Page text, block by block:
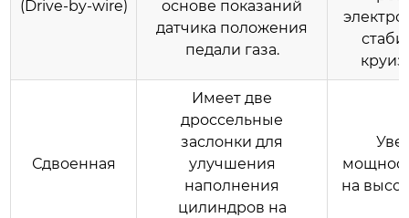
(Drive-by-wire)
основе показаний
датчика положения
педали газа.
Сдвоенная
Имеет две
дроссельные
заслонки для
улучшения
наполнения
цилиндров на
на